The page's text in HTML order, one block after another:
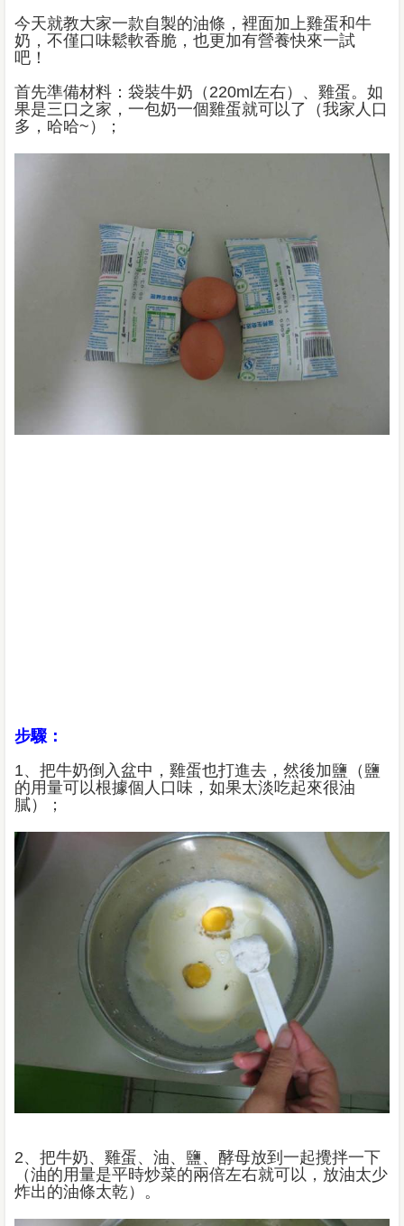
今天就教大家一款自製的油條，裡面加上雞蛋和牛
奶，不僅口味鬆軟香脆，也更加有營養快來一試
吧！
首先準備材料：袋裝牛奶（220ml左右）、雞蛋。如
果是三口之家，一包奶一個雞蛋就可以了（我家人口
多，哈哈~）；
步驟：
1、把牛奶倒入盆中，雞蛋也打進去，然後加鹽（鹽
的用量可以根據個人口味，如果太淡吃起來很油
膩）；
2、把牛奶、雞蛋、油、鹽、酵母放到一起攪拌一下
（油的用量是平時炒菜的兩倍左右就可以，放油太少
炸出的油條太乾）。